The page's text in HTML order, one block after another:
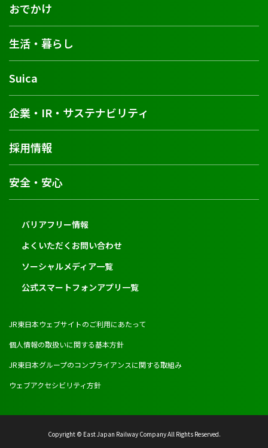
おでかけ
生活・暮らし
Suica
企業・IR・サステナビリティ
採用情報
安全・安心
バリアフリー情報
よくいただくお問い合わせ
ソーシャルメディア一覧
公式スマートフォンアプリ一覧
JR東日本ウェブサイトのご利用にあたって
個人情報の取扱いに関する基本方針
JR東日本グループのコンプライアンスに関する取組み
ウェブアクセシビリティ方針
Copyright © East Japan Railway Company All Rights Reserved.